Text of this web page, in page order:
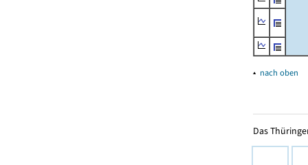
▴ nach oben
Das